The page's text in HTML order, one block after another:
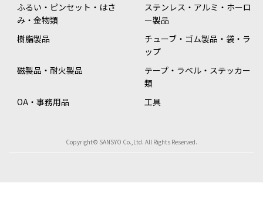
ふるい・ピンセット・はさ
み・金物類
ステンレス・アルミ・ホーロ
ー製品
樹脂製品
チューブ・ゴム製品・袋・ラ
ップ
磁製品・耐火製品
テープ・ラベル・ステッカー
類
OA・事務用品
工具
Copyright© SANSYO Co.,Ltd. All Rights Reserved.